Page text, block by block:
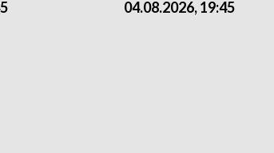
04.08.2026, 19:45